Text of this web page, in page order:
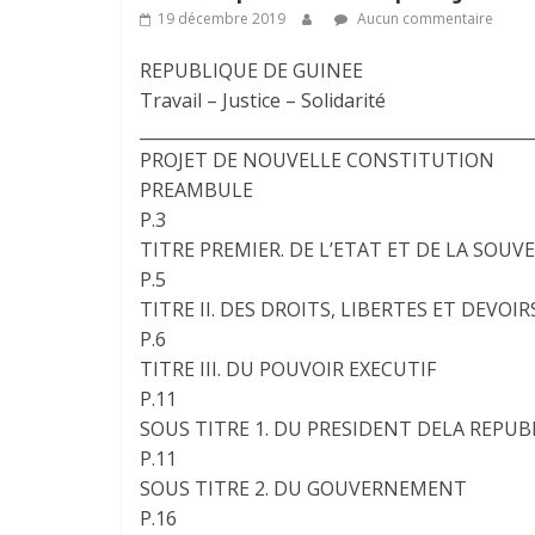
19 décembre 2019 Aucun commentaire
REPUBLIQUE DE GUINEE
Travail – Justice – Solidarité
PROJET DE NOUVELLE CONSTITUTION
PREAMBULE
P.3
TITRE PREMIER. DE L’ETAT ET DE LA
P.5
TITRE II. DES DROITS, LIBERTES ET
P.6
TITRE III. DU POUVOIR EXECUTIF
P.11
SOUS TITRE 1. DU PRESIDENT DELA
P.11
SOUS TITRE 2. DU GOUVERNEMENT
P.16